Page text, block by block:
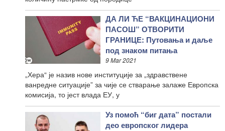
ДА ЛИ ЋЕ “ВАКЦИНАЦИОНИ
ПАСОШ” ОТВОРИТИ
ГРАНИЦЕ: Путовања и даље
под знаком питања
9 Mar 2021
„Хера“ је назив нове институције за „здравствене
ванредне ситуације” за чије се стварање залаже Европска
комисија, то јест влада ЕУ, у
Уз помоћ “биг дата” постали
део европског лидера